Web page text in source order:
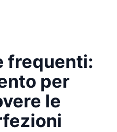
frequenti:
per
le